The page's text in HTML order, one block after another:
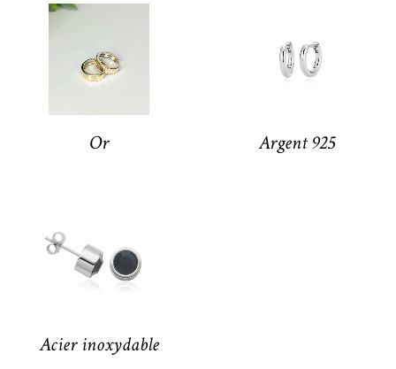
Or Argent 925
Acier inoxydable